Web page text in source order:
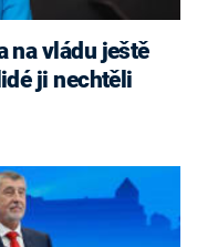
na vládu ještě
ji nechtěli